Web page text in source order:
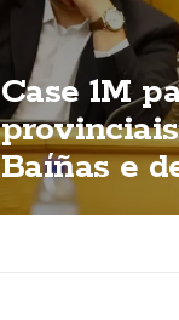
Case 1M
Baíñas e